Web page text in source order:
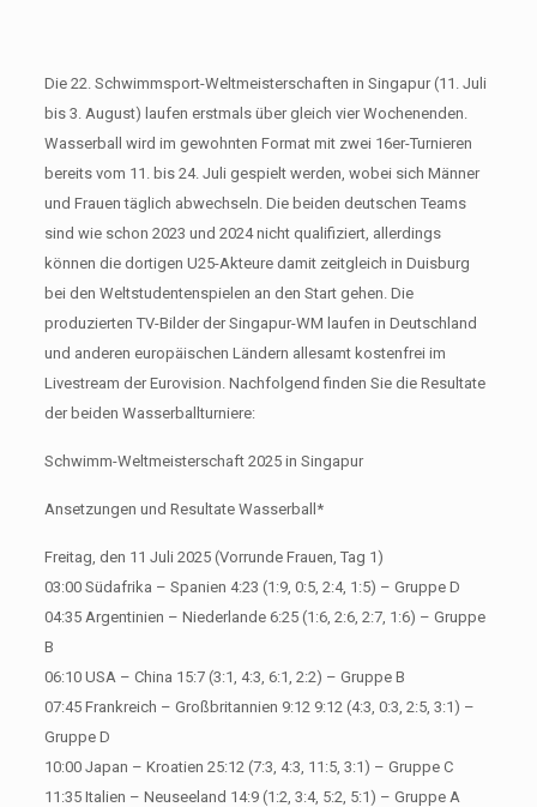
Die 22. Schwimmsport-Weltmeisterschaften in Singapur (11. Juli
bis 3. August) laufen erstmals über gleich vier Wochenenden.
Wasserball wird im gewohnten Format mit zwei 16er-Turnieren
bereits vom 11. bis 24. Juli gespielt werden, wobei sich Männer
und Frauen täglich abwechseln. Die beiden deutschen Teams
sind wie schon 2023 und 2024 nicht qualifiziert, allerdings
können die dortigen U25-Akteure damit zeitgleich in Duisburg
bei den Weltstudentenspielen an den Start gehen. Die
produzierten TV-Bilder der Singapur-WM laufen in Deutschland
und anderen europäischen Ländern allesamt kostenfrei im
Livestream der Eurovision. Nachfolgend finden Sie die Resultate
der beiden Wasserballturniere:
Schwimm-Weltmeisterschaft 2025 in Singapur
Ansetzungen und Resultate Wasserball*
Freitag, den 11 Juli 2025 (Vorrunde Frauen, Tag 1)
03:00 Südafrika – Spanien 4:23 (1:9, 0:5, 2:4, 1:5) – Gruppe D
04:35 Argentinien – Niederlande 6:25 (1:6, 2:6, 2:7, 1:6) – Gruppe
B
06:10 USA – China 15:7 (3:1, 4:3, 6:1, 2:2) – Gruppe B
07:45 Frankreich – Großbritannien 9:12 9:12 (4:3, 0:3, 2:5, 3:1) –
Gruppe D
10:00 Japan – Kroatien 25:12 (7:3, 4:3, 11:5, 3:1) – Gruppe C
11:35 Italien – Neuseeland 14:9 (1:2, 3:4, 5:2, 5:1) – Gruppe A